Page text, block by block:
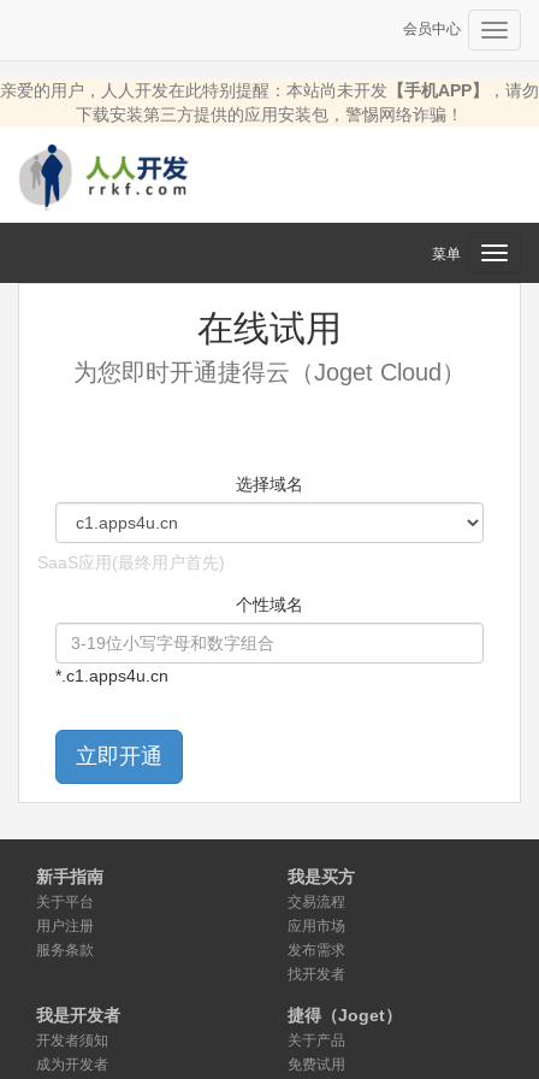
会员中心
亲爱的用户，人人开发在此特别提醒：本站尚未开发 【手机APP】
，请勿
下载安装第三方提供的应用安装包，警惕网络诈骗！
菜单
在线试用
为您即时开通捷得云（Joget Cloud）
选择域名
SaaS应用(最终用户首先)
个性域名
*.c1.apps4u.cn
立即开通
新手指南
关于平台
用户注册
服务条款
我是买方
交易流程
应用市场
发布需求
找开发者
我是开发者
开发者须知
成为开发者
捷得（Joget）
关于产品
免费试用